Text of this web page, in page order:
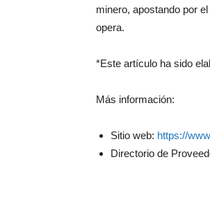
minero, apostando por
opera.
*Este artículo ha sido
Más información:
Sitio web: https://
Directorio de